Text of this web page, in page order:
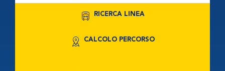
RICERCA LINEA
CALCOLO PERCORSO